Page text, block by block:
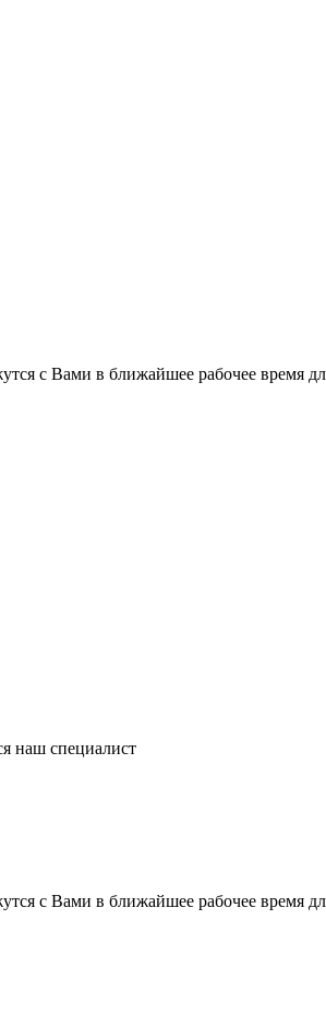
с Вами в ближайшее рабочее время
наш специалист
с Вами в ближайшее рабочее время